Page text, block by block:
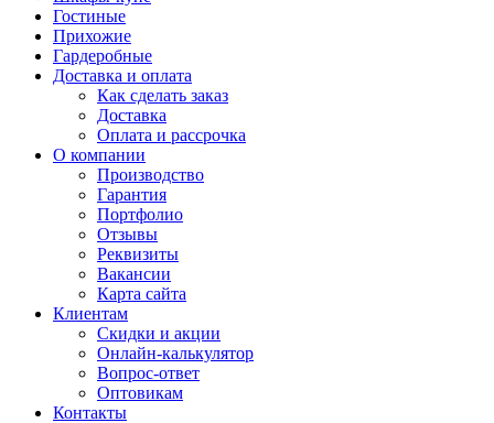
Гостиные
Прихожие
Гардеробные
Доставка и оплата
Как сделать заказ
Доставка
Оплата и рассрочка
О компании
Производство
Гарантия
Портфолио
Отзывы
Реквизиты
Вакансии
Карта сайта
Клиентам
Скидки и акции
Онлайн-калькулятор
Вопрос-ответ
Оптовикам
Контакты